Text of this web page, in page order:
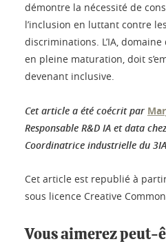
démontre la nécessité de
l’inclusion en luttant contre
discriminations. L’IA,
en pleine maturation, doit
devenant inclusive.
Cet article a été coécrit par
Responsable R&D IA et data
Coordinatrice industrielle du
Cet article est republié à
sous licence Creative
Vous aimerez peut-